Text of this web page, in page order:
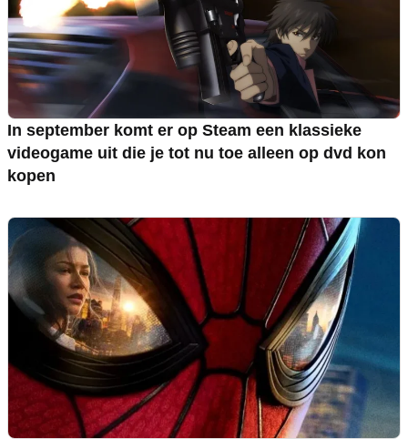
In september komt er op Steam een klassieke
videogame uit die je tot nu toe alleen op dvd kon
kopen